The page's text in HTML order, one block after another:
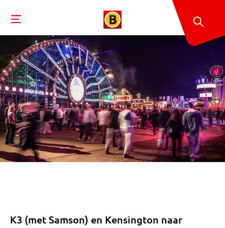
K3 (met Samson) en Kensington naar